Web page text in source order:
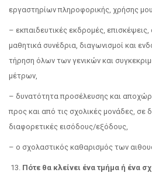
εργαστηρίων πληροφορικής, χρήσης
– εκπαιδευτικές εκδρομές, επισκέψεις,
μαθητικά συνέδρια, διαγωνισμοί και
τήρηση όλων των γενικών και
μέτρων,
– δυνατότητα προσέλευσης και
προς και από τις σχολικές μονάδες, σε
διαφορετικές εισόδους/εξόδους,
– ο σχολαστικός καθαρισμός των
13. Πότε θα κλείνει ένα τμήμα ή ένα